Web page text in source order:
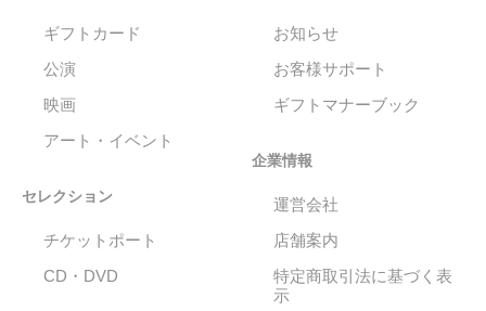
ギフトカード
公演
映画
アート・イベント
セレクション
チケットポート
CD・DVD
お知らせ
お客様サポート
ギフトマナーブック
企業情報
運営会社
店舗案内
特定商取引法に基づく表
示